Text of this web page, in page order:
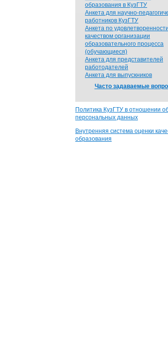
образования в КузГТУ
Анкета для научно-
работников КузГТУ
Анкета по
качеством организации
образовательного процесса
(обучающиеся)
Анкета для представителей
работодателей
Анкета для выпускников
Часто задаваемые
Политика КузГТУ в отношении
персональных данных
Внутренняя система оценки
образования